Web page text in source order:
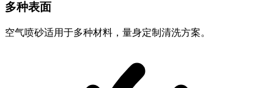
多种表面
空气喷砂适用于多种材料，量身定制清洗方案。